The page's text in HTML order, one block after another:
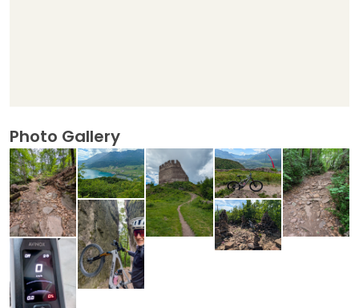
Photo Gallery